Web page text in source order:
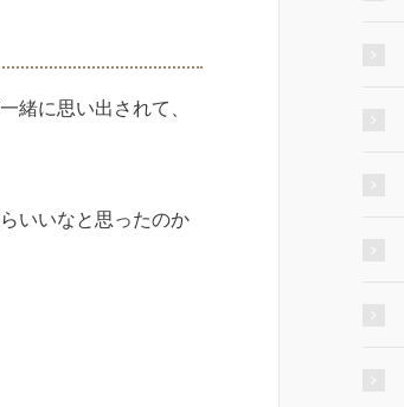
緒に思い出されて、
いいなと思ったのか